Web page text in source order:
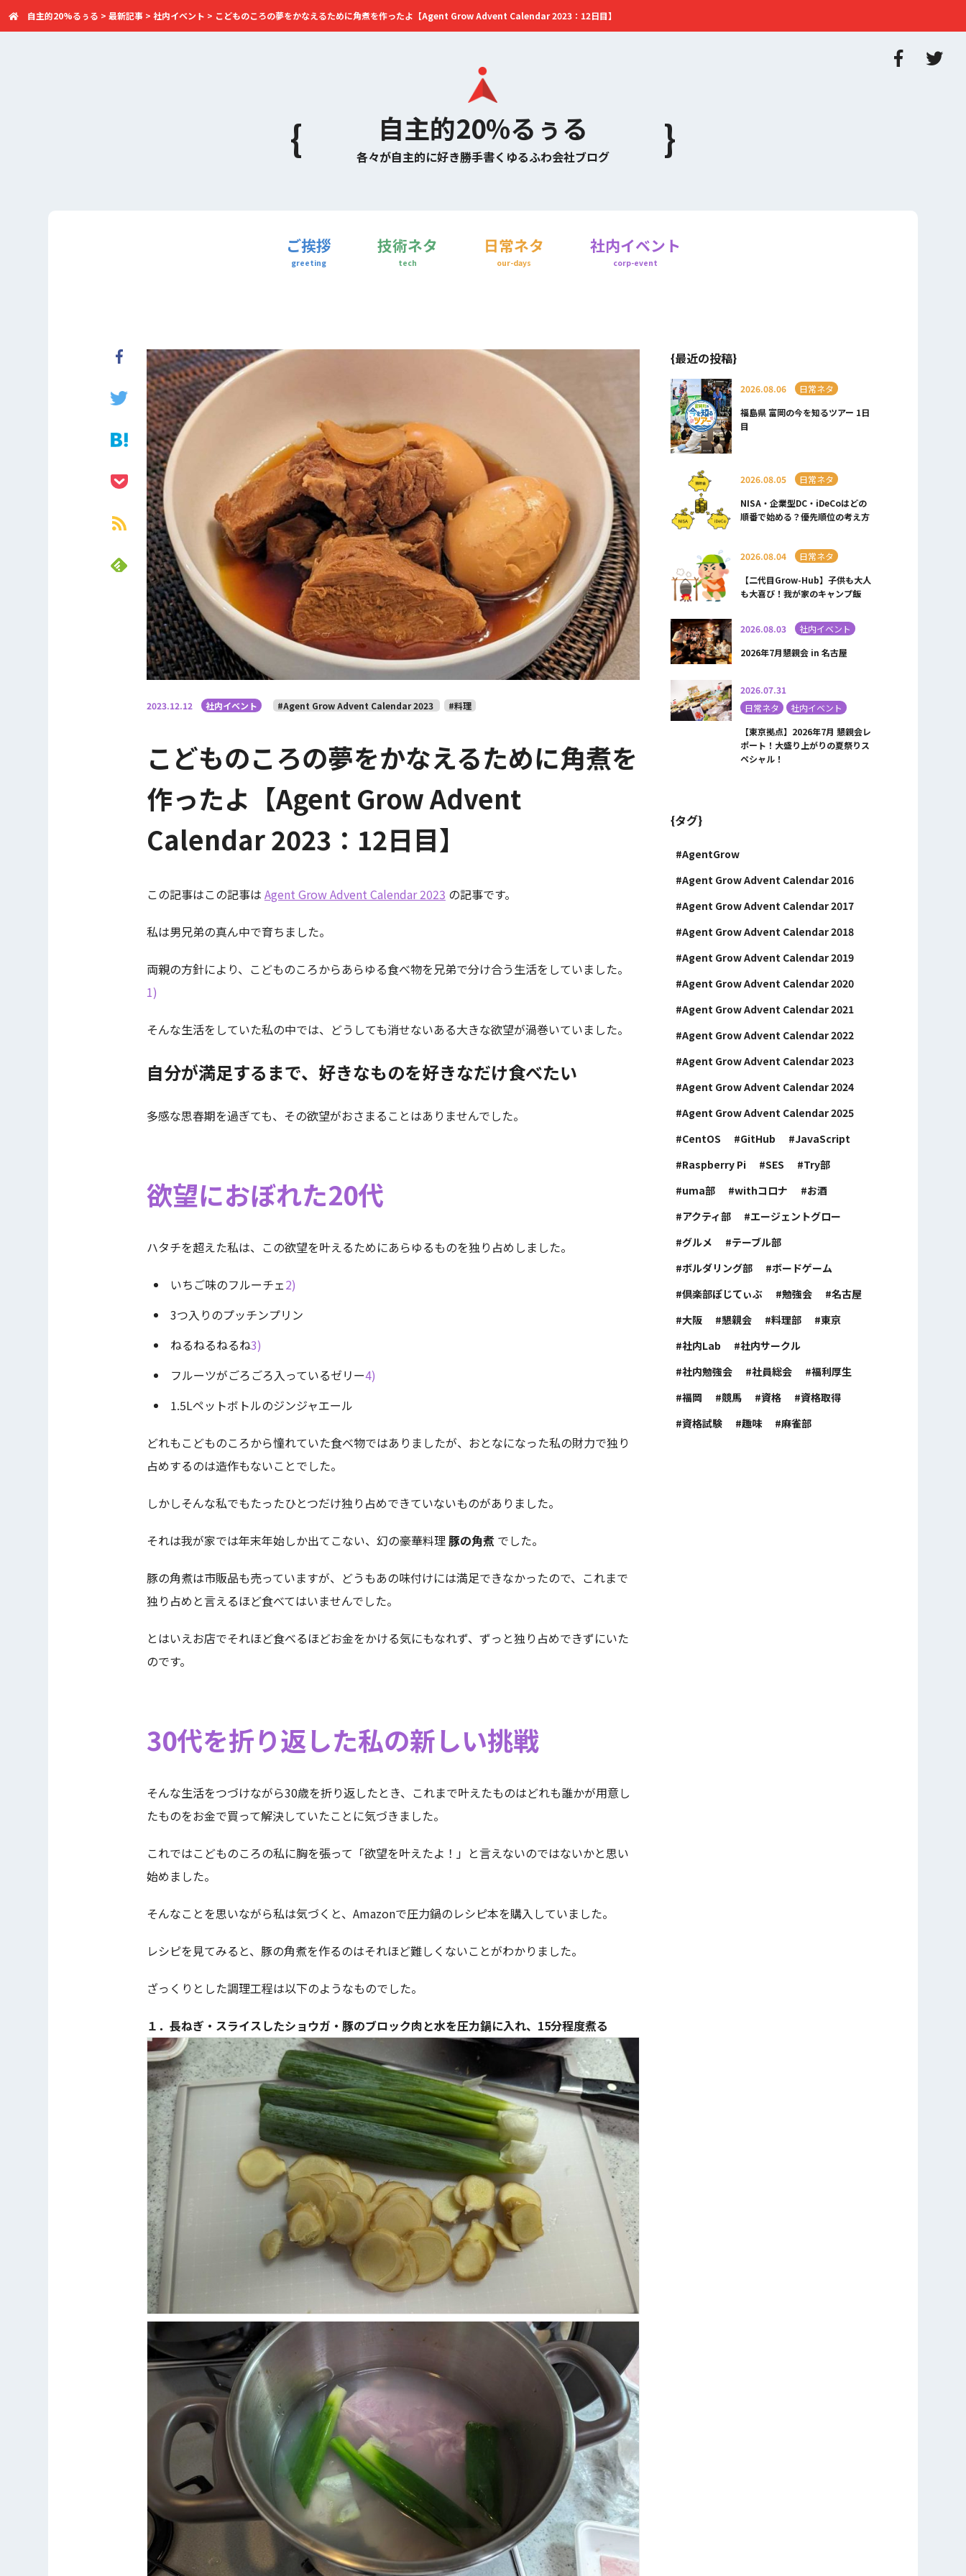
自主的20%るぅる
各々が自主的に好き勝手書くゆるふわ会社ブログ
自主的20%るぅる > 最新記事 > 社内イベント > こどものころの夢をかなえるために角煮を作ったよ【Agent Grow Advent Calendar 2023：12日目】
ご挨拶
greeting
技術ネタ
tech
日常ネタ
our-days
社内イベント
corp-event
2023.12.12 社内イベント #Agent Grow Advent Calendar 2023 #料理
こどものころの夢をかなえるために角煮を
作ったよ【Agent Grow Advent
Calendar 2023：12日目】
この記事はこの記事は Agent Grow Advent Calendar 2023 の記事です。
私は男兄弟の真ん中で育ちました。
両親の方針により、こどものころからあらゆる食べ物を兄弟で分け合う生活をしていました。
1)
そんな生活をしていた私の中では、どうしても消せないある大きな欲望が渦巻いていました。
自分が満足するまで、好きなものを好きなだけ食べたい
多感な思春期を過ぎても、その欲望がおさまることはありませんでした。
欲望におぼれた20代
ハタチを超えた私は、この欲望を叶えるためにあらゆるものを独り占めしました。
いちご味のフルーチェ2)
3つ入りのプッチンプリン
ねるねるねるね3)
フルーツがごろごろ入っているゼリー4)
1.5Lペットボトルのジンジャエール
どれもこどものころから憧れていた食べ物ではありましたが、おとなになった私の財力で独り
占めするのは造作もないことでした。
しかしそんな私でもたったひとつだけ独り占めできていないものがありました。
それは我が家では年末年始しか出てこない、幻の豪華料理 豚の角煮でした。
豚の角煮は市販品も売っていますが、どうもあの味付けには満足できなかったので、これまで
独り占めと言えるほど食べてはいませんでした。
とはいえお店でそれほど食べるほどお金をかける気にもなれず、ずっと独り占めできずにいた
のです。
30代を折り返した私の新しい挑戦
そんな生活をつづけながら30歳を折り返したとき、これまで叶えたものはどれも誰かが用意し
たものをお金で買って解決していたことに気づきました。
これではこどものころの私に胸を張って「欲望を叶えたよ！」と言えないのではないかと思い
始めました。
そんなことを思いながら私は気づくと、Amazonで圧力鍋のレシピ本を購入していました。
レシピを見てみると、豚の角煮を作るのはそれほど難しくないことがわかりました。
ざっくりとした調理工程は以下のようなものでした。
１．長ねぎ・スライスしたショウガ・豚のブロック肉と水を圧力鍋に入れ、15分程度煮る
{最近の投稿}
2026.08.06
日常ネタ
福島県 富岡の今を知るツアー 1日
目
2026.08.05
日常ネタ
NISA・企業型DC・iDeCoはどの
順番で始める？優先順位の考え方
2026.08.04
日常ネタ
【二代目Grow-Hub】子供も大人
も大喜び！我が家のキャンプ飯
2026.08.03
社内イベント
2026年7月懇親会 in 名古屋
2026.07.31
日常ネタ
社内イベント
【東京拠点】2026年7月 懇親会レ
ポート！大盛り上がりの夏祭りス
ペシャル！
{タグ}
AgentGrow
Agent Grow Advent Calendar 2016
Agent Grow Advent Calendar 2017
Agent Grow Advent Calendar 2018
Agent Grow Advent Calendar 2019
Agent Grow Advent Calendar 2020
Agent Grow Advent Calendar 2021
Agent Grow Advent Calendar 2022
Agent Grow Advent Calendar 2023
Agent Grow Advent Calendar 2024
Agent Grow Advent Calendar 2025
CentOS
GitHub
JavaScript
Raspberry Pi
SES
Try部
uma部
withコロナ
お酒
アクティ部
エージェントグロー
グルメ
テーブル部
ボルダリング部
ボードゲーム
倶楽部ぽじてぃぶ
勉強会
名古屋
大阪
懇親会 料理部
東京
社内Lab
社内サークル
社内勉強会
社員総会
福利厚生
福岡
競馬 資格
資格取得
資格試験
趣味 麻雀部